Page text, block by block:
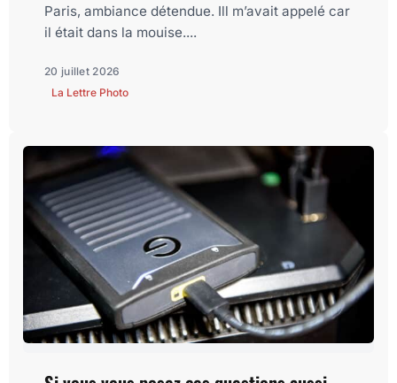
Paris, ambiance détendue. Ill m’avait appelé car
il était dans la mouise....
20 juillet 2026
La Lettre Photo